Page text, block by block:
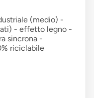
(medio) -
- effetto legno -
sincrona -
riciclabile